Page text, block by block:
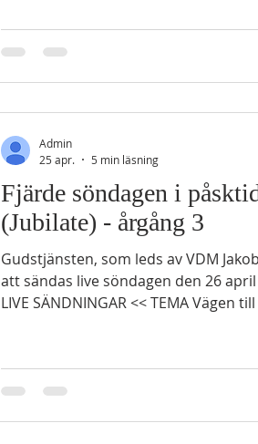
manskap åt oss och dra ut i strid mot Amalek. I
stav i handen.” 10 Josua gjorde
Fjärde söndagen i
(Jubilate) - årgång 3
Gudstjänsten, som leds av VDM
att sändas live söndagen den 26 april
LIVE SÄNDNINGAR << TEMA Vägen
läger i Etam vid utkanten av öknen.
framför dem, om dagen i en
Admin
25 apr.
5 min läsning